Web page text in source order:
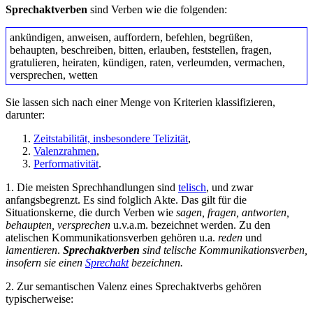
Sprechaktverben sind Verben wie die folgenden:
ankündigen, anweisen, auffordern, befehlen, begrüßen,
behaupten, beschreiben, bitten, erlauben, feststellen, fragen,
gratulieren, heiraten, kündigen, raten, verleumden, vermachen,
versprechen, wetten
Sie lassen sich nach einer Menge von Kriterien klassifizieren,
darunter:
Zeitstabilität, insbesondere Telizität,
Valenzrahmen,
Performativität.
1. Die meisten Sprechhandlungen sind telisch, und zwar
anfangsbegrenzt. Es sind folglich Akte. Das gilt für die
Situationskerne, die durch Verben wie sagen, fragen, antworten,
behaupten, versprechen u.v.a.m. bezeichnet werden. Zu den
atelischen Kommunikationsverben gehören u.a. reden und
lamentieren. Sprechaktverben sind telische Kommunikationsverben,
insofern sie einen Sprechaktbezeichnen.
2. Zur semantischen Valenz eines Sprechaktverbs gehören
typischerweise: